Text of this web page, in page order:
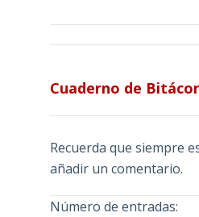
Cuaderno de
Recuerda que siempre
añadir un comentario.
Número de entradas: